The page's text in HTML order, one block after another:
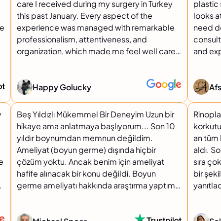
care I received during my surgery in Turkey
this past January. Every aspect of the
experience was managed with remarkable
professionalism, attentiveness, and
organization, which made me feel well cared
She was thorough, attentive, and
never left uncertain about what to expect. I
was always given clear guidance regarding
where I needed to be, when things would
take place, and how each part of the
process would unfold. That level of
communication and support was invaluable.
The hotel accommodations were also
excellent. The hotel was clean, comfortable,
more enjoyable and contributed positively
Happy Golucky
plastic
looks
need
and
did for
above
can
Beş Yıldızlı Mükemmel Bir Deneyim Uzun bir
hikaye ama anlatmaya başlıyorum... Son 10
yıldır boynumdan memnun değildim.
Ameliyat (boyun germe) dışında hiçbir
çözüm yoktu. Ancak benim için ameliyat
hafife alınacak bir konu değildi. Boyun
germe ameliyatı hakkında araştırma yaptım
an tüm
aldı.
sıra
bir